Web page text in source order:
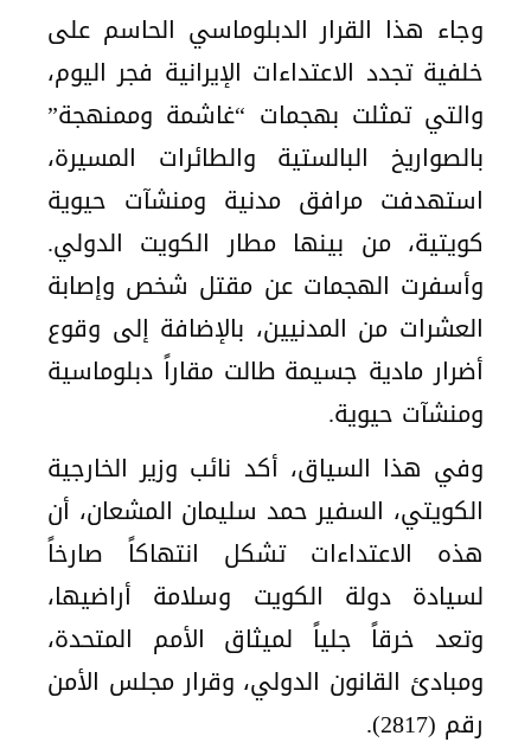
وجاء هذا القرار الدبلوماسي الحاسم على
خلفية تجدد الاعتداءات الإيرانية فجر اليوم،
والتي تمثلت بهجمات “غاشمة وممنهجة”
بالصواريخ البالستية والطائرات المسيرة،
استهدفت مرافق مدنية ومنشآت حيوية
كويتية، من بينها مطار الكويت الدولي.
وأسفرت الهجمات عن مقتل شخص وإصابة
العشرات من المدنيين، بالإضافة إلى وقوع
أضرار مادية جسيمة طالت مقاراً دبلوماسية
ومنشآت حيوية.
وفي هذا السياق، أكد نائب وزير الخارجية
الكويتي، السفير حمد سليمان المشعان، أن
هذه الاعتداءات تشكل انتهاكاً صارخاً
لسيادة دولة الكويت وسلامة أراضيها،
وتعد خرقاً جلياً لميثاق الأمم المتحدة،
ومبادئ القانون الدولي، وقرار مجلس الأمن
رقم (2817).